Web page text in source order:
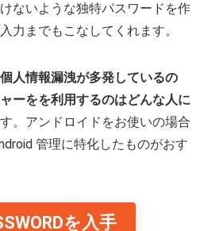
ないような独特パスワードを作
力までもこなしてくれます。
人情報漏洩が多発しているの
ーをを利用するのはどんな人に
。アンドロイドをお使いの場合
管理に特化したものがおす
を入手